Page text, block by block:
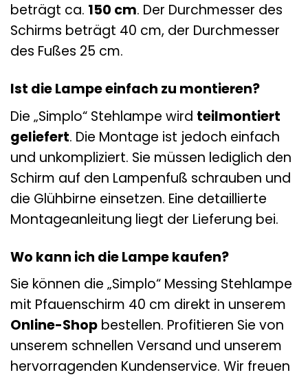
beträgt ca. 150 cm. Der Durchmesser des
Schirms beträgt 40 cm, der Durchmesser
des Fußes 25 cm.
Ist die Lampe einfach zu montieren?
Die „Simplo“ Stehlampe wird teilmontiert
geliefert. Die Montage ist jedoch einfach
und unkompliziert. Sie müssen lediglich den
Schirm auf den Lampenfuß schrauben und
die Glühbirne einsetzen. Eine detaillierte
Montageanleitung liegt der Lieferung bei.
Wo kann ich die Lampe kaufen?
Sie können die „Simplo“ Messing Stehlampe
mit Pfauenschirm 40 cm direkt in unserem
Online-Shop bestellen. Profitieren Sie von
unserem schnellen Versand und unserem
hervorragenden Kundenservice. Wir freuen